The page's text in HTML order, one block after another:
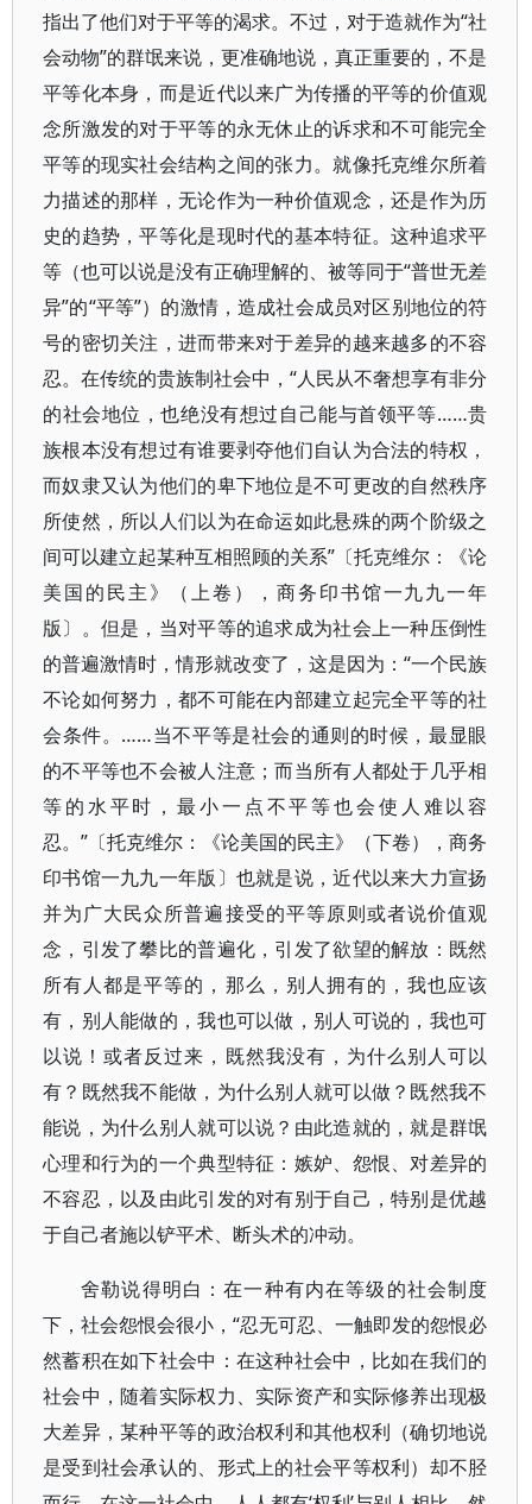
指出了他们对于平等的渴求。不过，对于造就作为“社
会动物”的群氓来说，更准确地说，真正重要的，不是
平等化本身，而是近代以来广为传播的平等的价值观
念所激发的对于平等的永无休止的诉求和不可能完全
平等的现实社会结构之间的张力。就像托克维尔所着
力描述的那样，无论作为一种价值观念，还是作为历
史的趋势，平等化是现时代的基本特征。这种追求平
等（也可以说是没有正确理解的、被等同于“普世无差
异”的“平等”）的激情，造成社会成员对区别地位的符
号的密切关注，进而带来对于差异的越来越多的不容
忍。在传统的贵族制社会中，“人民从不奢想享有非分
的社会地位，也绝没有想过自己能与首领平等……贵
族根本没有想过有谁要剥夺他们自认为合法的特权，
而奴隶又认为他们的卑下地位是不可更改的自然秩序
所使然，所以人们以为在命运如此悬殊的两个阶级之
间可以建立起某种互相照顾的关系”〔托克维尔：《论
美国的民主》（上卷），商务印书馆一九九一年
版〕。但是，当对平等的追求成为社会上一种压倒性
的普遍激情时，情形就改变了，这是因为：“一个民族
不论如何努力，都不可能在内部建立起完全平等的社
会条件。……当不平等是社会的通则的时候，最显眼
的不平等也不会被人注意；而当所有人都处于几乎相
等的水平时，最小一点不平等也会使人难以容
忍。”〔托克维尔：《论美国的民主》（下卷），商务
印书馆一九九一年版〕也就是说，近代以来大力宣扬
并为广大民众所普遍接受的平等原则或者说价值观
念，引发了攀比的普遍化，引发了欲望的解放：既然
所有人都是平等的，那么，别人拥有的，我也应该
有，别人能做的，我也可以做，别人可说的，我也可
以说！或者反过来，既然我没有，为什么别人可以
有？既然我不能做，为什么别人就可以做？既然我不
能说，为什么别人就可以说？由此造就的，就是群氓
心理和行为的一个典型特征：嫉妒、怨恨、对差异的
不容忍，以及由此引发的对有别于自己，特别是优越
于自己者施以铲平术、断头术的冲动。
舍勒说得明白：在一种有内在等级的社会制度
下，社会怨恨会很小，“忍无可忍、一触即发的怨恨必
然蓄积在如下社会中：在这种社会中，比如在我们的
社会中，随着实际权力、实际资产和实际修养出现极
大差异，某种平等的政治权利和其他权利（确切地说
是受到社会承认的、形式上的社会平等权利）却不胫